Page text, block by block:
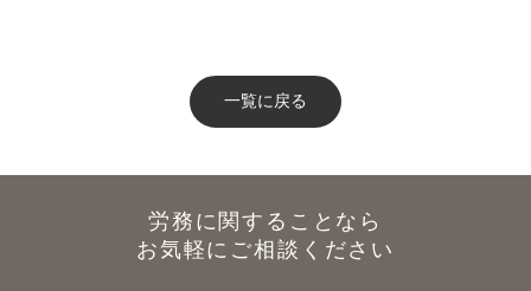
一覧に戻る
労務に関することなら
お気軽にご相談ください